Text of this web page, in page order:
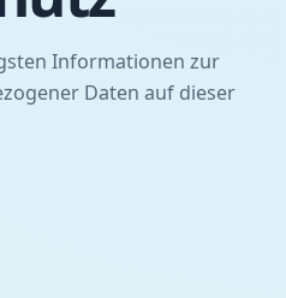
Informationen zur
Daten auf dieser